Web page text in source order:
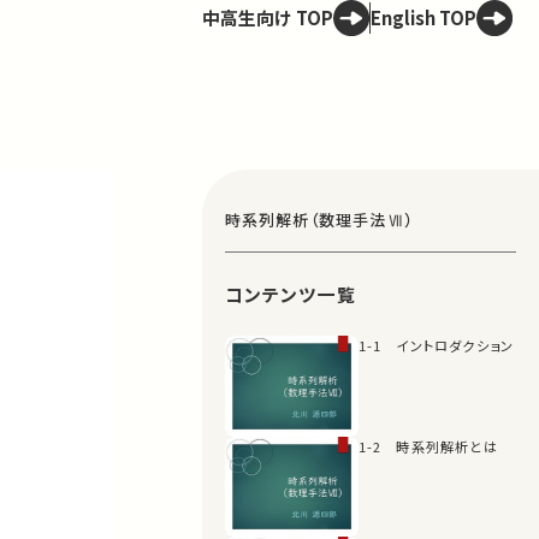
中高生向け TOP English TOP
時系列解析（数理手法Ⅶ）
コンテンツ一覧
1-1 イントロダクション
1-2 時系列解析とは